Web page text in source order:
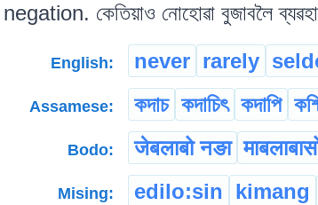
negation. কেতিয়াও নোহোৱা বুজাবলৈ
English: never rarely
Assamese: কদাচ কদাচিৎ কদাপি
Bodo: जेबलाबो नङा
Mising: edilo:sin kimang